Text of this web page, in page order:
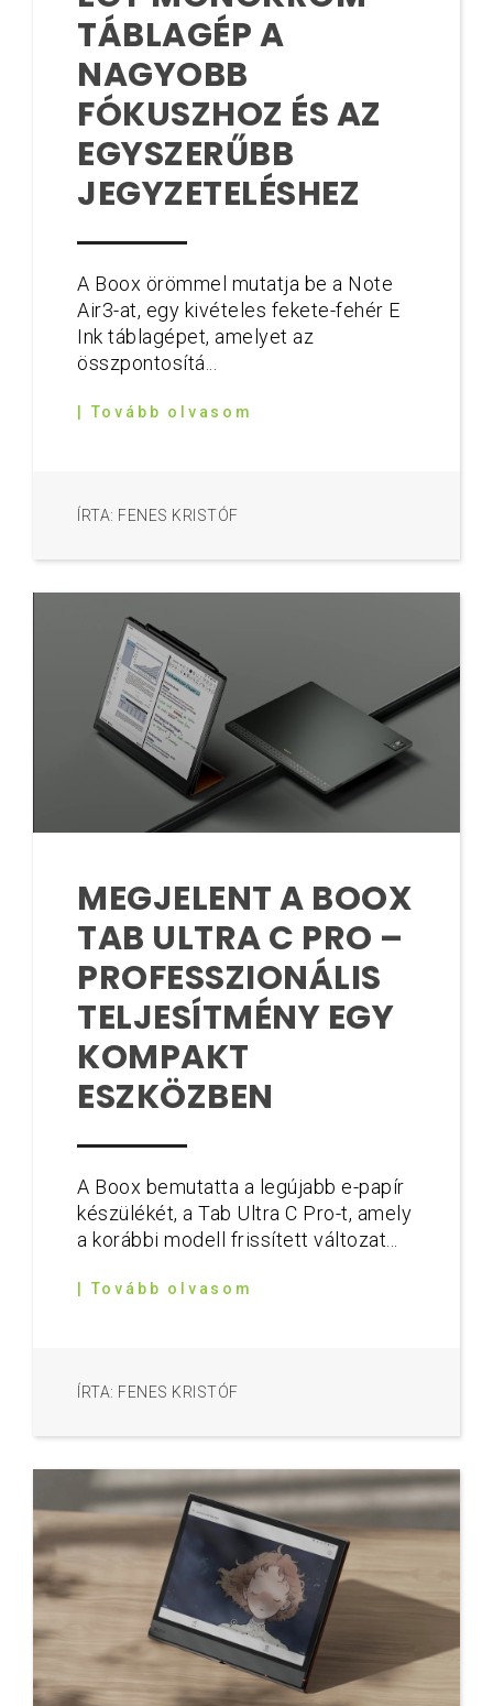
TÁBLAGÉP A
NAGYOBB
FÓKUSZHOZ ÉS AZ
EGYSZERŰBB
JEGYZETELÉSHEZ
A Boox örömmel mutatja be a Note
Air3-at, egy kivételes fekete-fehér E
Ink táblagépet, amelyet az
összpontosítá...
| Tovább olvasom
ÍRTA: FENES KRISTÓF
MEGJELENT A BOOX
TAB ULTRA C PRO –
PROFESSZIONÁLIS
TELJESÍTMÉNY EGY
KOMPAKT
ESZKÖZBEN
A Boox bemutatta a legújabb e-papír
készülékét, a Tab Ultra C Pro-t, amely
a korábbi modell frissített változat...
| Tovább olvasom
ÍRTA: FENES KRISTÓF